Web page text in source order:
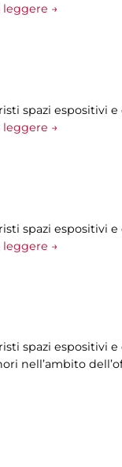
→
spazi espositivi e
→
spazi espositivi e
→
spazi espositivi e
nell’ambito